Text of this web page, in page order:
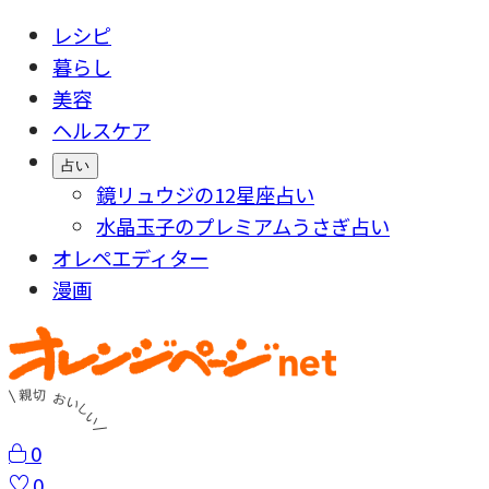
レシピ
暮らし
美容
ヘルスケア
占い
鏡リュウジの12星座占い
水晶玉子のプレミアムうさぎ占い
オレペエディター
漫画
0